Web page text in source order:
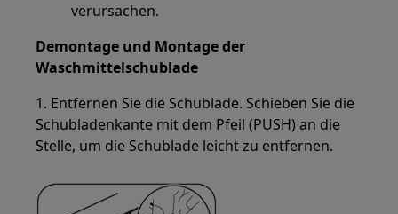
verursachen.
Demontage und Montage der
Waschmittelschublade
1. Entfernen Sie die Schublade. Schieben Sie die
Schubladenkante mit dem Pfeil (PUSH) an die
Stelle, um die Schublade leicht zu entfernen.